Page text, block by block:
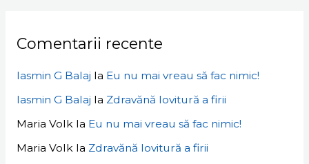
Comentarii recente
Iasmin G Balaj la Eu nu mai vreau să fac nimic!
Iasmin G Balaj la Zdravănă lovitură a firii
Maria Volkla Eu nu mai vreau să fac nimic!
Maria Volkla Zdravănă lovitură a firii